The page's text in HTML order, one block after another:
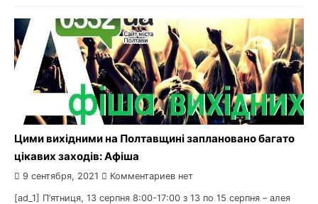
Цими вихідними на Полтавщині заплановано багато
цікавих заходів: Афіша
9 сентября, 2021 Комментариев нет
[ad_1] П’ятниця, 13 серпня 8:00-17:00 з 13 по 15 серпня – алея